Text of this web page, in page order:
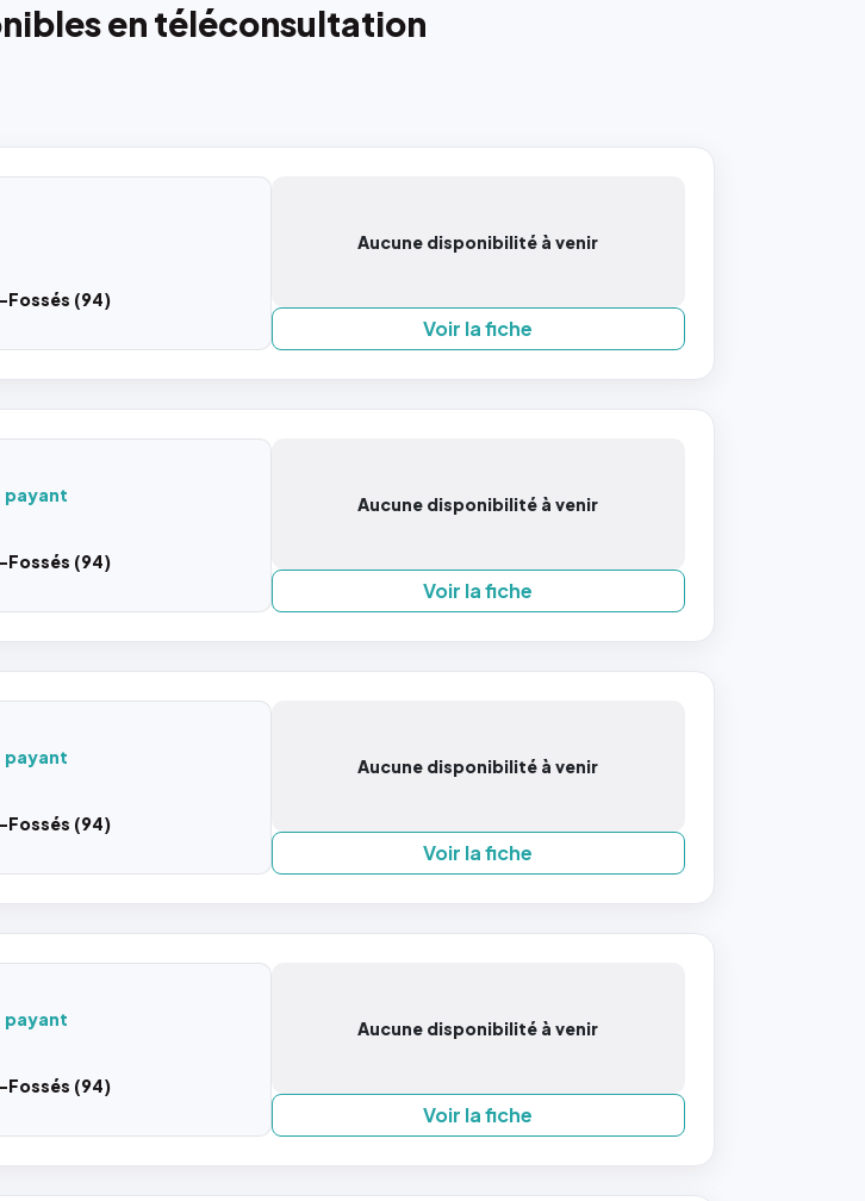
en téléconsultation
(94)
Aucune disponibilité à venir
Voir la fiche
payant
(94)
Aucune disponibilité à venir
Voir la fiche
payant
(94)
Aucune disponibilité à venir
Voir la fiche
payant
(94)
Aucune disponibilité à venir
Voir la fiche